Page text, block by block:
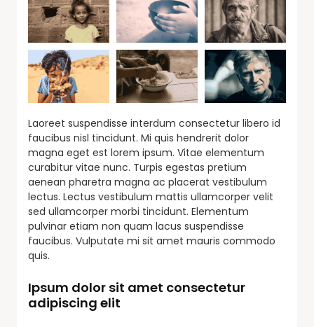
Laoreet suspendisse interdum consectetur libero id
faucibus nisl tincidunt. Mi quis hendrerit dolor
magna eget est lorem ipsum. Vitae elementum
curabitur vitae nunc. Turpis egestas pretium
aenean pharetra magna ac placerat vestibulum
lectus. Lectus vestibulum mattis ullamcorper velit
sed ullamcorper morbi tincidunt. Elementum
pulvinar etiam non quam lacus suspendisse
faucibus. Vulputate mi sit amet mauris commodo
quis.
Ipsum dolor sit amet consectetur
adipiscing elit